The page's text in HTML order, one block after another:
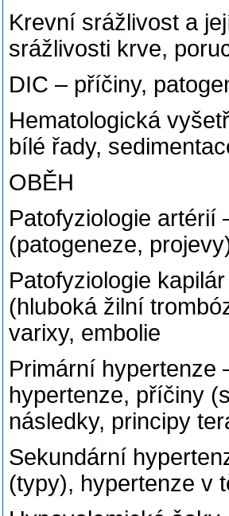
Krevní srážlivost a
srážlivosti krve,
DIC – příčiny,
Hematologická
bílé řady,
OBĚH
Patofyziologie artérií
(patogeneze,
Patofyziologie
(hluboká žilní
varixy, embolie
Primární hypertenze
hypertenze, příčiny
následky, principy
Sekundární
(typy), hypertenze v